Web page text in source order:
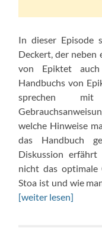
In dieser Episode
Deckert, der neben
von Epiktet
Handbuchs von
sprechen
welche Hinweise
das Handbuch
Diskussion
nicht das optimale
Stoa ist und wie
[weiter lesen]